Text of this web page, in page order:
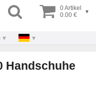
0 Artikel
0.00 €
▾
Handschuhe